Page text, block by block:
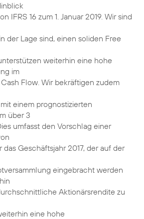
IFRS 16 zum 1. Januar 2019. Wir sind
der Lage sind, einen soliden Free
weiterhin eine hohe
im
Flow. Wir bekräftigen zudem
einem prognostizierten
über 3
umfasst den Vorschlag einer
das Geschäftsjahr 2017, der auf der
eingebracht werden
Aktionärsrendite zu
eine hohe